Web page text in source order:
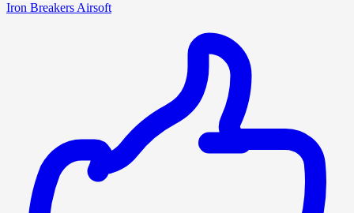
Iron Breakers Airsoft